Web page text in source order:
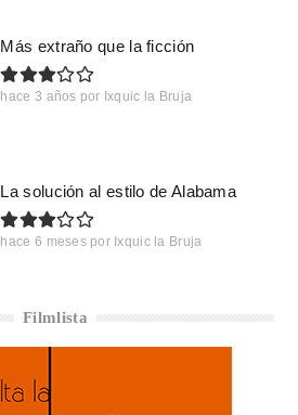
Más extraño que la ficción
hace 3 años por Ixquic la Bruja
La solución al estilo de Alabama
hace 6 meses por Ixquic la Bruja
Filmlista